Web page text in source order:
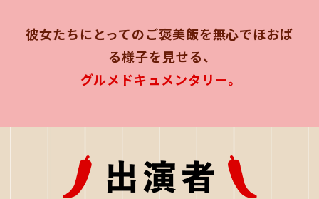
彼女たちにとってのご褒美飯を無心でほおば
る様子を見せる、
グルメドキュメンタリー。